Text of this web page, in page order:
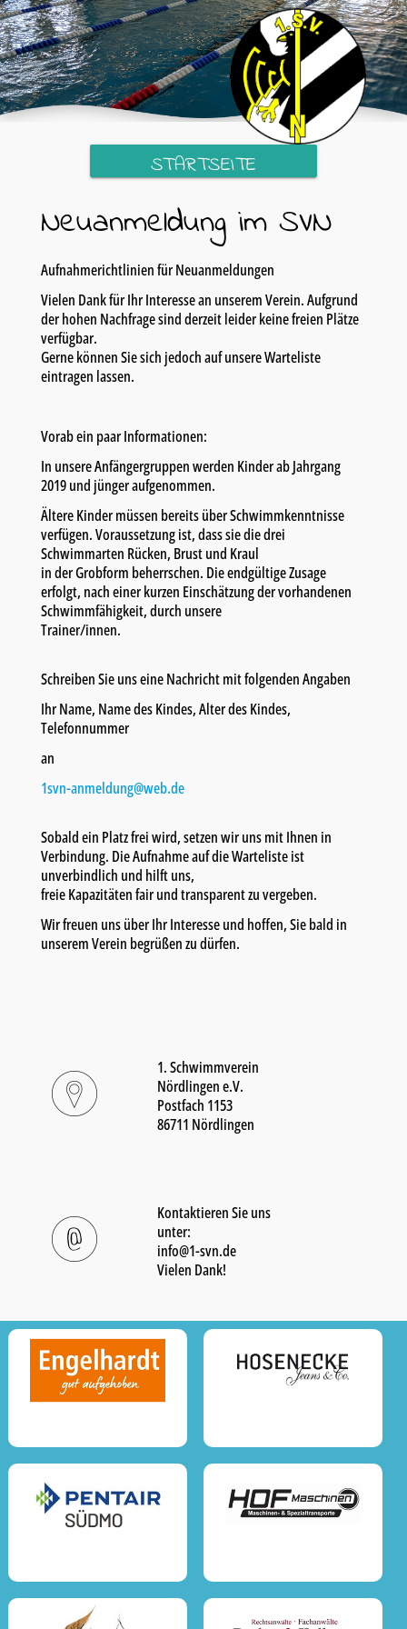
STARTSEITE
Neuanmeldung im SVN
Aufnahmerichtlinien für Neuanmeldungen
Vielen Dank für Ihr Interesse an unserem Verein. Aufgrund
der hohen Nachfrage sind derzeit leider keine freien Plätze
verfügbar.
Gerne können Sie sich jedoch auf unsere Warteliste
eintragen lassen.
Vorab ein paar Informationen:
In unsere Anfängergruppen werden Kinder ab Jahrgang
2019 und jünger aufgenommen.
Ältere Kinder müssen bereits über Schwimmkenntnisse
verfügen. Voraussetzung ist, dass sie die drei
Schwimmarten Rücken, Brust und Kraul
in der Grobform beherrschen. Die endgültige Zusage
erfolgt, nach einer kurzen Einschätzung der vorhandenen
Schwimmfähigkeit, durch unsere
Trainer/innen.
Schreiben Sie uns eine Nachricht mit folgenden Angaben
Ihr Name, Name des Kindes, Alter des Kindes,
Telefonnummer
an
1svn-anmeldung@web.de
Sobald ein Platz frei wird, setzen wir uns mit Ihnen in
Verbindung. Die Aufnahme auf die Warteliste ist
unverbindlich und hilft uns,
freie Kapazitäten fair und transparent zu vergeben.
Wir freuen uns über Ihr Interesse und hoffen, Sie bald in
unserem Verein begrüßen zu dürfen.
1. Schwimmverein
Nördlingen e.V.
Postfach 1153
86711 Nördlingen
Kontaktieren Sie uns
unter:
info@1-svn.de
Vielen Dank!